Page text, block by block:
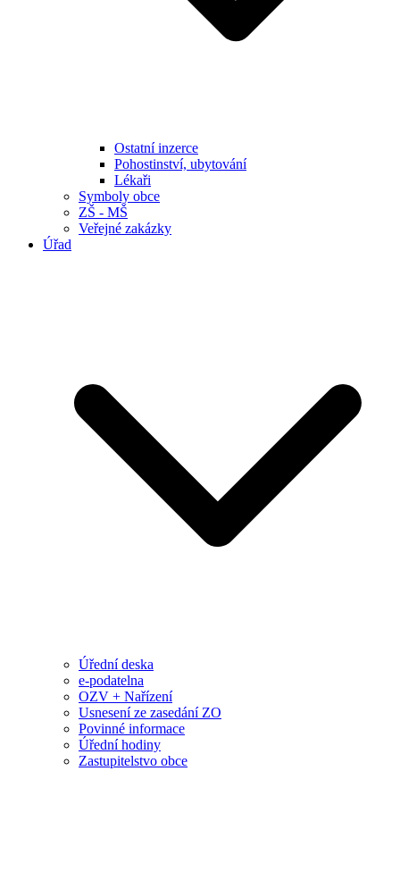
Ostatní inzerce
Pohostinství, ubytování
Lékaři
Symboly obce
ZŠ - MŠ
Veřejné zakázky
Úřad
Úřední deska
e-podatelna
OZV + Nařízení
Usnesení ze zasedání ZO
Povinné informace
Úřední hodiny
Zastupitelstvo obce